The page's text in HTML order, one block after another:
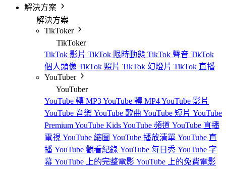
解決方案
解決方案
TikToker
TikToker
TikTok 影片 TikTok 限時動態 TikTok 聲音 TikTok
個人頭像 TikTok 照片 TikTok 幻燈片 TikTok 直播
YouTuber
YouTuber
YouTube 轉 MP3YouTube 轉 MP4YouTube 影片
YouTube 音樂 YouTube 歌曲 YouTube 短片 YouTube
PremiumYouTube KidsYouTube 頻道 YouTube 直播
電視 YouTube 縮圖 YouTube 播放清單 YouTube 直
播 YouTube 觀看紀錄 YouTube 每日秀 YouTube 字
幕 YouTube 上的完整電影 YouTube 上的免費電影